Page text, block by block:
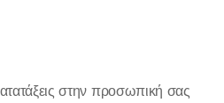
στην προσωπική σας